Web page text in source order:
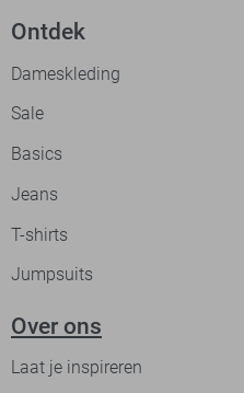
Ontdek
Dameskleding
Sale
Basics
Jeans
T-shirts
Jumpsuits
Over ons
Laat je inspireren